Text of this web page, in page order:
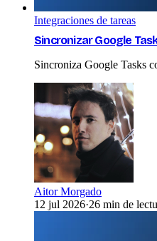
Integraciones de tareas
Sincronizar Google
Sincroniza Google Tasks
Aitor Morgado
12 jul 2026·26 min de